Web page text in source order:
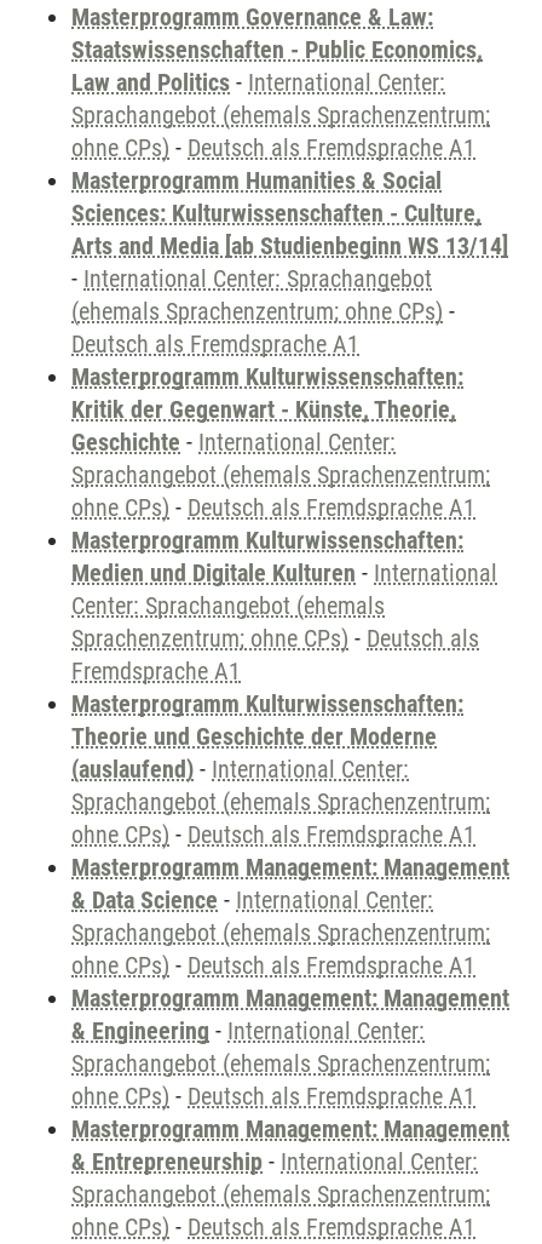
Masterprogramm Governance & Law:
Staatswissenschaften - Public Economics,
Law and Politics - International Center:
Sprachangebot (ehemals Sprachenzentrum;
ohne CPs) - Deutsch als Fremdsprache A1
Masterprogramm Humanities & Social
Sciences: Kulturwissenschaften - Culture,
Arts and Media [ab Studienbeginn WS 13/14]
- International Center: Sprachangebot
(ehemals Sprachenzentrum; ohne CPs) -
Deutsch als Fremdsprache A1
Masterprogramm Kulturwissenschaften:
Kritik der Gegenwart - Künste, Theorie,
Geschichte - International Center:
Sprachangebot (ehemals Sprachenzentrum;
ohne CPs) - Deutsch als Fremdsprache A1
Masterprogramm Kulturwissenschaften:
Medien und Digitale Kulturen - International
Center: Sprachangebot (ehemals
Sprachenzentrum; ohne CPs) - Deutsch als
Fremdsprache A1
Masterprogramm Kulturwissenschaften:
Theorie und Geschichte der Moderne
(auslaufend) - International Center:
Sprachangebot (ehemals Sprachenzentrum;
ohne CPs) - Deutsch als Fremdsprache A1
Masterprogramm Management: Management
& Data Science - International Center:
Sprachangebot (ehemals Sprachenzentrum;
ohne CPs) - Deutsch als Fremdsprache A1
Masterprogramm Management: Management
& Engineering - International Center:
Sprachangebot (ehemals Sprachenzentrum;
ohne CPs) - Deutsch als Fremdsprache A1
Masterprogramm Management: Management
& Entrepreneurship - International Center:
Sprachangebot (ehemals Sprachenzentrum;
ohne CPs) - Deutsch als Fremdsprache A1